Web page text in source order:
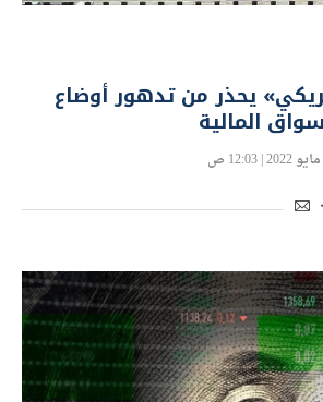
يحذر من تدهور أوضاع
المالية